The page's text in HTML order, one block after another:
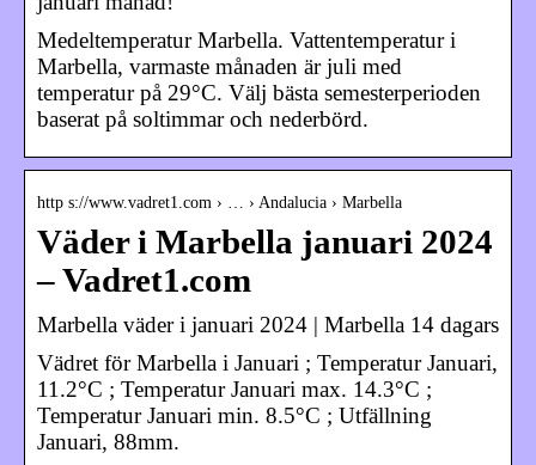
Medeltemperatur Marbella. Vattentemperatur i
Marbella, varmaste månaden är juli med
temperatur på 29°C. Välj bästa semesterperioden
baserat på soltimmar och nederbörd.
http s://www.vadret1.com › … › Andalucia › Marbella
Väder i Marbella januari 2024
– Vadret1.com
Marbella väder i januari 2024 | Marbella 14 dagars
Vädret för Marbella i Januari ; Temperatur Januari,
11.2°C ; Temperatur Januari max. 14.3°C ;
Temperatur Januari min. 8.5°C ; Utfällning
Januari, 88mm.